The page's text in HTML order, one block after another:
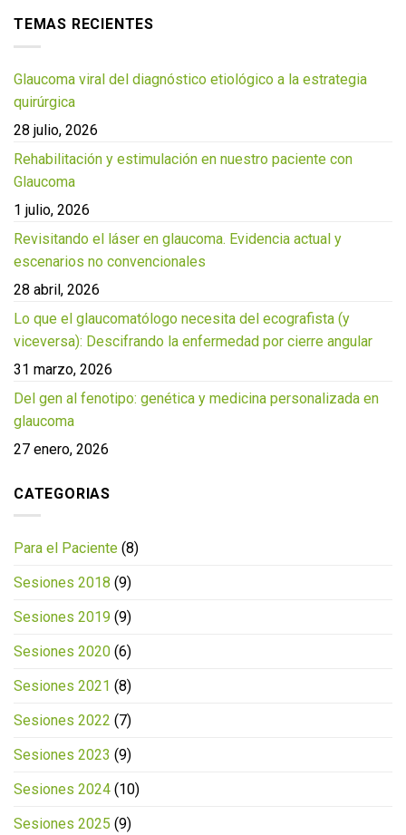
TEMAS RECIENTES
Glaucoma viral del diagnóstico etiológico a la estrategia
quirúrgica
28 julio, 2026
Rehabilitación y estimulación en nuestro paciente con
Glaucoma
1 julio, 2026
Revisitando el láser en glaucoma. Evidencia actual y
escenarios no convencionales
28 abril, 2026
Lo que el glaucomatólogo necesita del ecografista (y
viceversa): Descifrando la enfermedad por cierre angular
31 marzo, 2026
Del gen al fenotipo: genética y medicina personalizada en
glaucoma
27 enero, 2026
CATEGORIAS
Para el Paciente (8)
Sesiones 2018 (9)
Sesiones 2019 (9)
Sesiones 2020 (6)
Sesiones 2021 (8)
Sesiones 2022 (7)
Sesiones 2023 (9)
Sesiones 2024 (10)
Sesiones 2025 (9)